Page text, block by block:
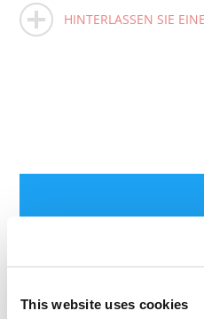
This website uses cookies
HINTERLASSEN SIE